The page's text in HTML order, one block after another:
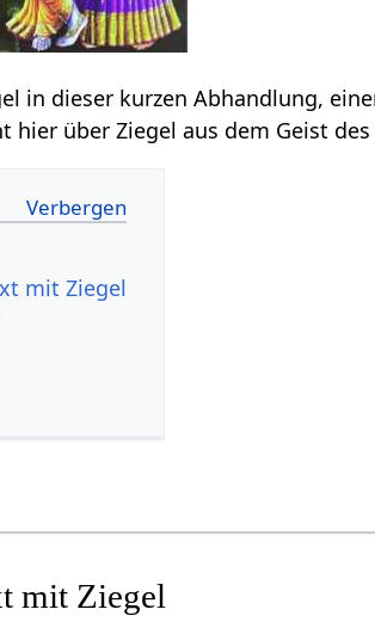
Einige Informationen zum Thema Ziegel‏‎ in dieser
spricht hier über Ziegel‏‎